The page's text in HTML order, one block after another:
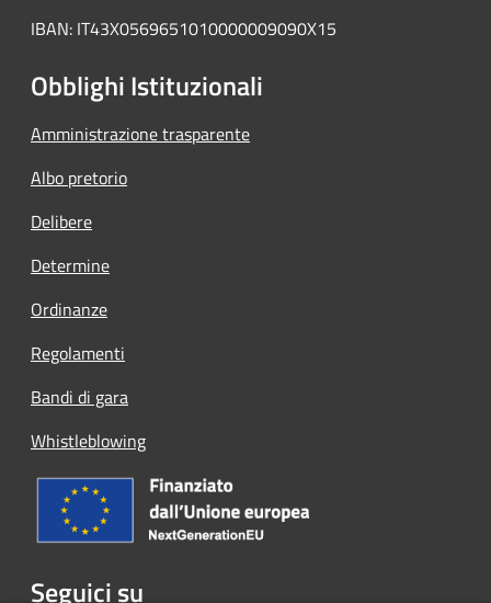
IBAN: IT43X0569651010000009090X15
Obblighi Istituzionali
Amministrazione trasparente
Albo pretorio
Delibere
Determine
Ordinanze
Regolamenti
Bandi di gara
Whistleblowing
Seguici su